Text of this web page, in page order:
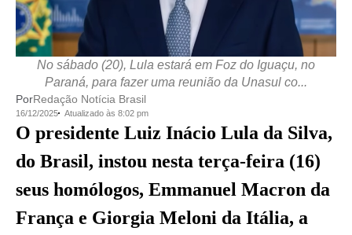
No sábado (20), Lula estará em Foz do Iguaçu, no
Paraná, para fazer uma reunião da Unasul co...
PorRedação Notícia Brasil
16/12/2025 Atualizado às 8:02 pm
O presidente Luiz Inácio Lula da Silva,
do Brasil, instou nesta terça-feira (16)
seus homólogos, Emmanuel Macron da
França e Giorgia Meloni da Itália, a